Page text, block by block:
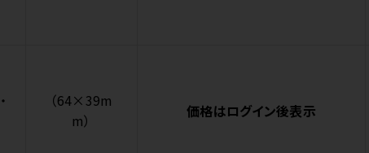
（64×39m
m）
価格はログイン後表示